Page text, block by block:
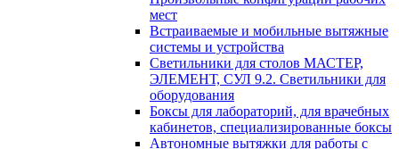
мест
Встраиваемые и мобильные вытяжные
системы и устройства
Светильники для столов МАСТЕР,
ЭЛЕМЕНТ, СУЛ 9.2. Светильники для
оборудования
Боксы для лабораторий, для врачебных
кабинетов, специализированные боксы
Автономные вытяжки для работы с